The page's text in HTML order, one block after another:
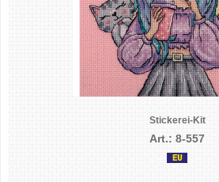
Stickerei-Kit
Art.: 8-557